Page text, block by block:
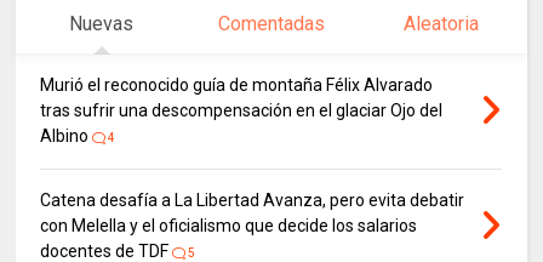
Nuevas Comentadas Aleatoria
Murió el reconocido guía de montaña Félix Alvarado
tras sufrir una descompensación en el glaciar Ojo del
Albino
4
Catena desafía a La Libertad Avanza, pero evita debatir
con Melella y el oficialismo que decide los salarios
docentes de TDF
5